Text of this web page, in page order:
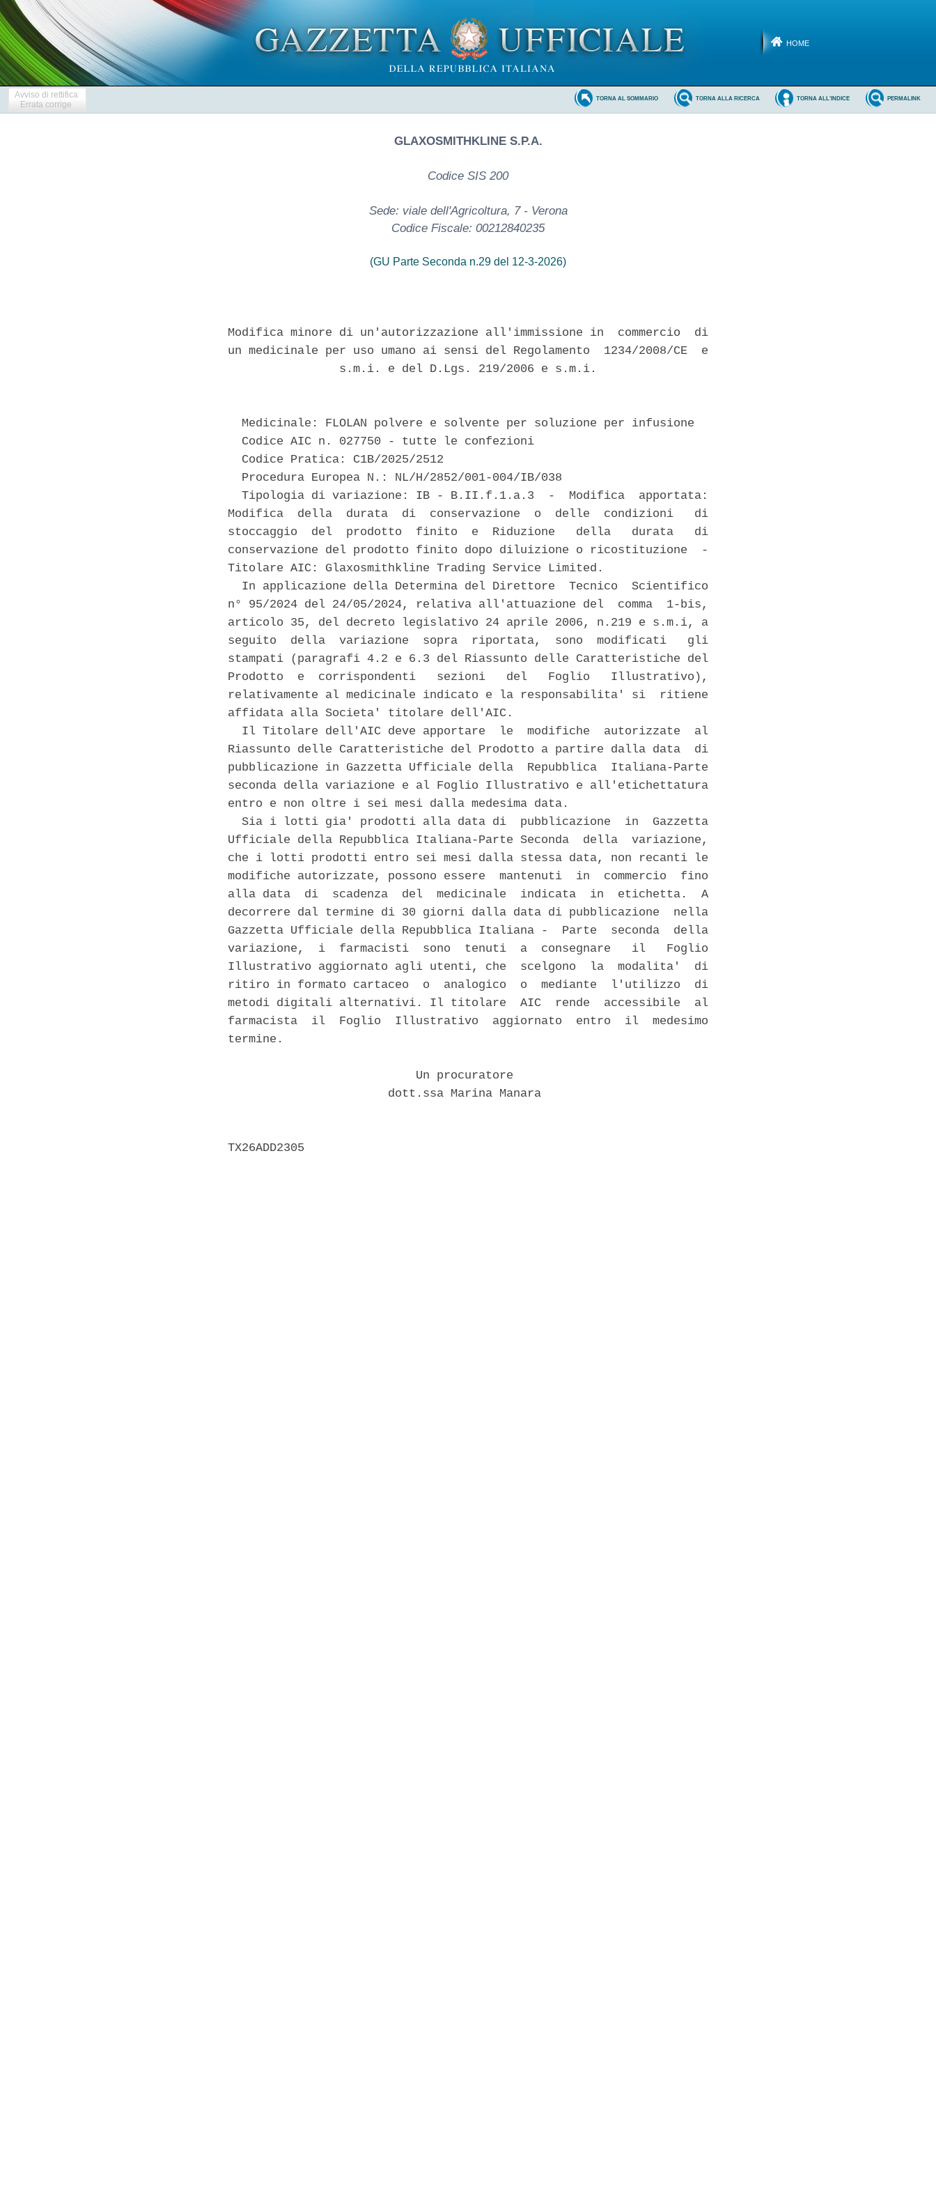
HOME
Avviso di rettifica
Errata corrige
PERMALINK
TORNA ALL'INDICE
TORNA ALLA RICERCA
TORNA AL SOMMARIO
GLAXOSMITHKLINE S.P.A.
Codice SIS 200
Sede: viale dell'Agricoltura, 7 - Verona
Codice Fiscale: 00212840235
(GU Parte Seconda n.29 del 12-3-2026)
Modifica minore di un'autorizzazione all'immissione in  commercio  di
un medicinale per uso umano ai sensi del Regolamento  1234/2008/CE  e
                s.m.i. e del D.Lgs. 219/2006 e s.m.i.
  Medicinale: FLOLAN polvere e solvente per soluzione per infusione
  Codice AIC n. 027750 - tutte le confezioni
  Codice Pratica: C1B/2025/2512
  Procedura Europea N.: NL/H/2852/001-004/IB/038
  Tipologia di variazione: IB - B.II.f.1.a.3  -  Modifica  apportata:
Modifica  della  durata  di  conservazione  o  delle  condizioni   di
stoccaggio  del  prodotto  finito  e  Riduzione   della   durata   di
conservazione del prodotto finito dopo diluizione o ricostituzione  -
Titolare AIC: Glaxosmithkline Trading Service Limited.
  In applicazione della Determina del Direttore  Tecnico  Scientifico
n° 95/2024 del 24/05/2024, relativa all'attuazione del  comma  1-bis,
articolo 35, del decreto legislativo 24 aprile 2006, n.219 e s.m.i, a
seguito  della  variazione  sopra  riportata,  sono  modificati   gli
stampati (paragrafi 4.2 e 6.3 del Riassunto delle Caratteristiche del
Prodotto  e  corrispondenti   sezioni   del   Foglio   Illustrativo),
relativamente al medicinale indicato e la responsabilita' si  ritiene
affidata alla Societa' titolare dell'AIC.
  Il Titolare dell'AIC deve apportare  le  modifiche  autorizzate  al
Riassunto delle Caratteristiche del Prodotto a partire dalla data  di
pubblicazione in Gazzetta Ufficiale della  Repubblica  Italiana-Parte
seconda della variazione e al Foglio Illustrativo e all'etichettatura
entro e non oltre i sei mesi dalla medesima data.
  Sia i lotti gia' prodotti alla data di  pubblicazione  in  Gazzetta
Ufficiale della Repubblica Italiana-Parte Seconda  della  variazione,
che i lotti prodotti entro sei mesi dalla stessa data, non recanti le
modifiche autorizzate, possono essere  mantenuti  in  commercio  fino
alla data  di  scadenza  del  medicinale  indicata  in  etichetta.  A
decorrere dal termine di 30 giorni dalla data di pubblicazione  nella
Gazzetta Ufficiale della Repubblica Italiana -  Parte  seconda  della
variazione,  i  farmacisti  sono  tenuti  a  consegnare   il   Foglio
Illustrativo aggiornato agli utenti, che  scelgono  la  modalita'  di
ritiro in formato cartaceo  o  analogico  o  mediante  l'utilizzo  di
metodi digitali alternativi. Il titolare  AIC  rende  accessibile  al
farmacista  il  Foglio  Illustrativo  aggiornato  entro  il  medesimo
termine.
                           Un procuratore
                       dott.ssa Marina Manara